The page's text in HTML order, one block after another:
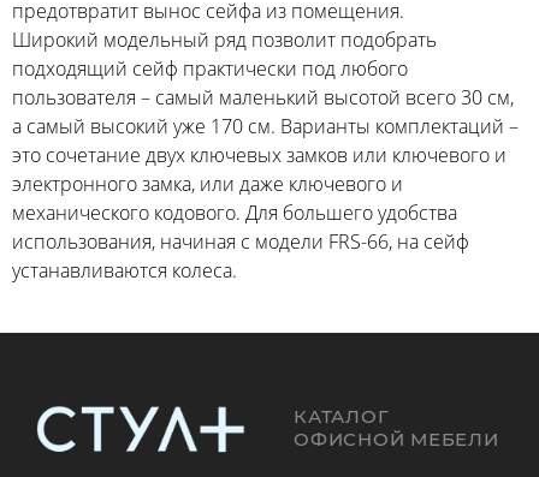
предотвратит вынос сейфа из помещения.
Широкий модельный ряд позволит подобрать
подходящий сейф практически под любого
пользователя – самый маленький высотой всего 30 см,
а самый высокий уже 170 см. Варианты комплектаций –
это сочетание двух ключевых замков или ключевого и
электронного замка, или даже ключевого и
механического кодового. Для большего удобства
использования, начиная с модели FRS-66, на сейф
устанавливаются колеса.
КАТАЛОГ
ОФИСНОЙ МЕБЕЛИ